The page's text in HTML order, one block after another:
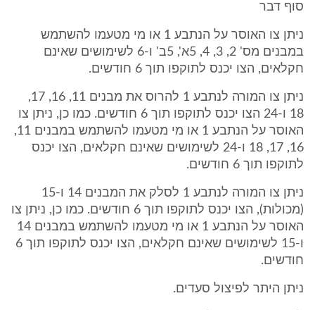
סוף דבר
ניתן צו האוסר על הנתבע 1 או מי מטעמו להשתמש
במבנים מס' 2, 3, 4, 5א', 5ב' ו-6 לשימושים שאינם
חקלאים, הצו יכנס לתוקפו תוך 6 חודשים.
ניתן צו המורה לנתבע 1 להרוס את מבנים 11, 16, 17,
18 ו-24 הצו יכנס לתוקפו תוך 6 חודשים. כמו כן, ניתן צו
האוסר על הנתבע 1 או מי מטעמו להשתמש במבנים 11,
16, 17, 18 ו-24 לשימושים שאינם חקלאים, הצו יכנס
לתוקפו תוך 6 חודשים.
ניתן צו המורה לנתבע 1 לסלק את המבנים 14 ו-15
(מכולות), הצו יכנס לתוקפו תוך 6 חודשים. כמו כן, ניתן צו
האוסר על הנתבע 1 או מי מטעמו להשתמש במבנים 14
ו-15 לשימושים שאינם חקלאים, הצו יכנס לתוקפו תוך 6
חודשים.
ניתן היתר לפיצול סעדים.